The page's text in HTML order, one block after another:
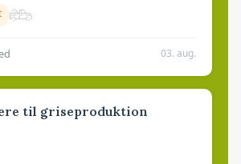
03. aug.
til griseproduktion